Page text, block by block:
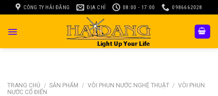
to
CÔNG TY HẢI ĐĂNG ĐỊA CHỈ 08:00 - 17:00 0986662028
TRANG CHỦ / SẢN PHẨM / VÒI PHUN NƯỚC NGHỆ THUẬT / VÒI PHUN
NƯỚC CỔ ĐIỂN